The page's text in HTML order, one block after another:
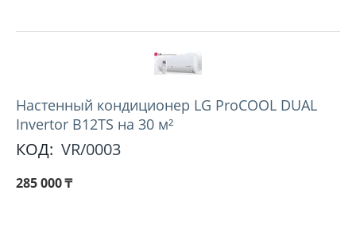
Настенный кондиционер LG ProCOOL DUAL
Invertor B12TS на 30 м²
КОД: VR/0003
285 000₸